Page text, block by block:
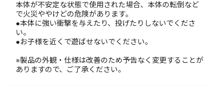
本体が不安定な状態で使用された場合、本体の転倒など
で火災ややけどの危険があります。
●本体に強い衝撃を与えたり、投げたりしないでくださ
い。
●お子様を近くで遊ばせないでください。
※製品の外観・仕様は改善のため予告なく変更することが
ありますので、ご了承ください。